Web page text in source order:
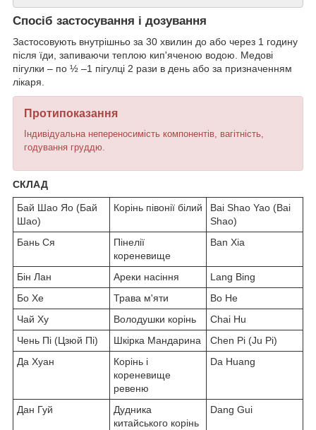
Спосіб застосування і дозування
Застосовують внутрішньо за 30 хвилин до або через 1 годину
після їди, запиваючи теплою кип'яченою водою. Медові
пігулки – по ½ –1 пігулці 2 рази в день або за призначенням
лікаря.
Протипоказання
Індивідуальна непереносимість компонентів, вагітність,
годування груддю.
СКЛАД
Бай Шао Яо (Бай
Шао)
Корінь півонії білий
Bai Shao Yao (Bai
Shao)
Бань Ся
Пінелії
кореневище
Ban Xia
Бін Лан Ареки насіння
Lang Bing
Бо Хе
Трава м'яти
Bo He
Чай Ху
Володушки корінь
Chai Hu
Чень Пі (Цзюй Пі)
Шкірка Мандарина
Chen Pi (Ju Pi)
Да Хуан
Корінь і
кореневище
ревеню
Da Huang
Дан Гуй
Дудника
китайського корінь
Dang Gui